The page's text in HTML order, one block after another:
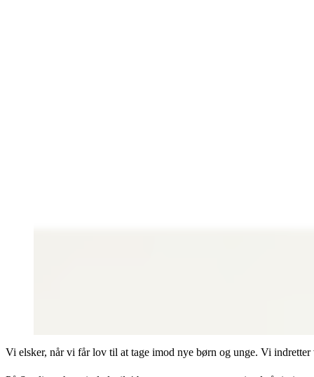
Vi elsker, når vi får lov til at tage imod nye børn og unge. Vi